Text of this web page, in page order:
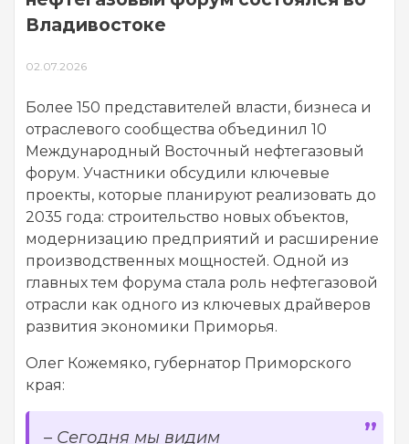
Владивостоке
02.07.2026
Более 150 представителей власти, бизнеса и
отраслевого сообщества объединил 10
Международный Восточный нефтегазовый
форум. Участники обсудили ключевые
проекты, которые планируют реализовать до
2035 года: строительство новых объектов,
модернизацию предприятий и расширение
производственных мощностей. Одной из
главных тем форума стала роль нефтегазовой
отрасли как одного из ключевых драйверов
развития экономики Приморья.
Олег Кожемяко, губернатор Приморского
края:
– Сегодня мы видим